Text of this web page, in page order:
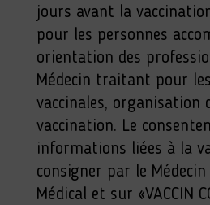
jours avant la
pour les personnes
orientation des
Médecin traitant pour
vaccinales, organisation
vaccination. Le
informations liées à la
consigner par le
Médical et sur «VACCIN